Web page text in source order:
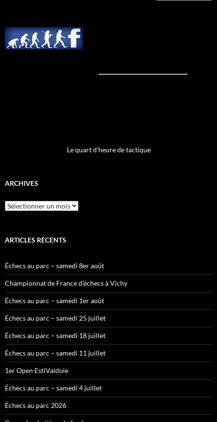
Le quart d'heure de tactique
ARCHIVES
Archives
ARTICLES RÉCENTS
Échecs au parc – samedi 8er août
Championnat de France d’échecs à Vichy
Échecs au parc – samedi 1er août
Échecs au parc – samedi 25 juillet
Échecs au parc – samedi 18 juillet
Échecs au parc – samedi 11 juillet
1er Open EstiValdoie
Échecs au parc – samedi 4 juillet
Échecs au parc 2026